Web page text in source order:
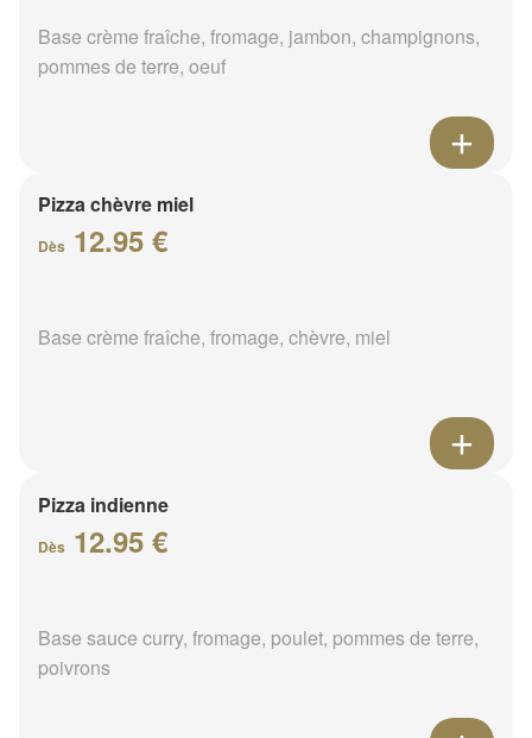
Base crème fraîche, fromage, jambon, champignons,
pommes de terre, oeuf
Pizza chèvre miel
Dès 12.95 €
Base crème fraîche, fromage, chèvre, miel
Pizza indienne
Dès 12.95 €
Base sauce curry, fromage, poulet, pommes de terre,
poivrons